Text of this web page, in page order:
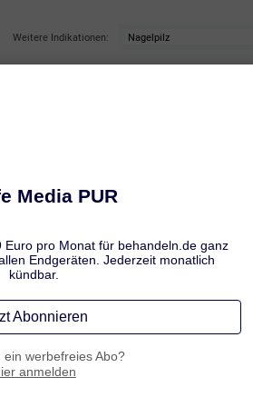
Weitere Indikationen: